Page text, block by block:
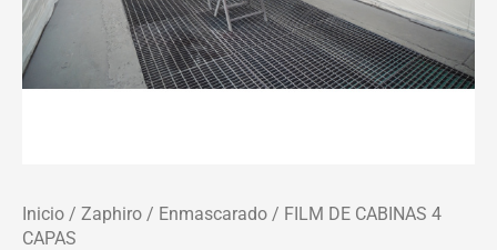
Inicio / Zaphiro / Enmascarado / FILM DE CABINAS 4
CAPAS